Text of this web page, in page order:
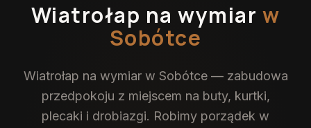
Wiatrołap na wymiar w
Sobótce
Wiatrołap na wymiar w Sobótce — zabudowa
przedpokoju z miejscem na buty, kurtki,
plecaki i drobiazgi. Robimy porządek w